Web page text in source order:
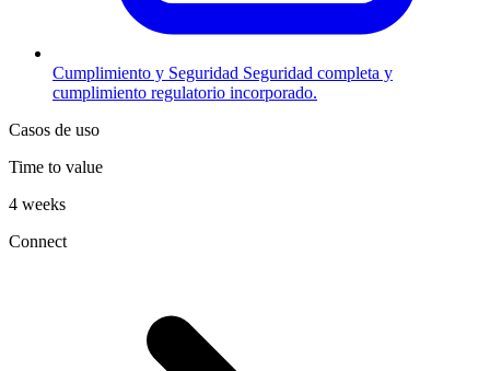
Cumplimiento y Seguridad Seguridad completa y
cumplimiento regulatorio incorporado.
Casos de uso
Time to value
4 weeks
Connect